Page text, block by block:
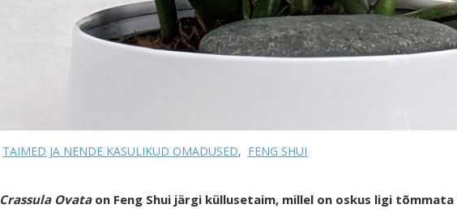
TAIMED JA NENDE KASULIKUD OMADUSED, FENG SHUI
Crassula Ovata on Feng Shui järgi küllusetaim, millel on oskus ligi